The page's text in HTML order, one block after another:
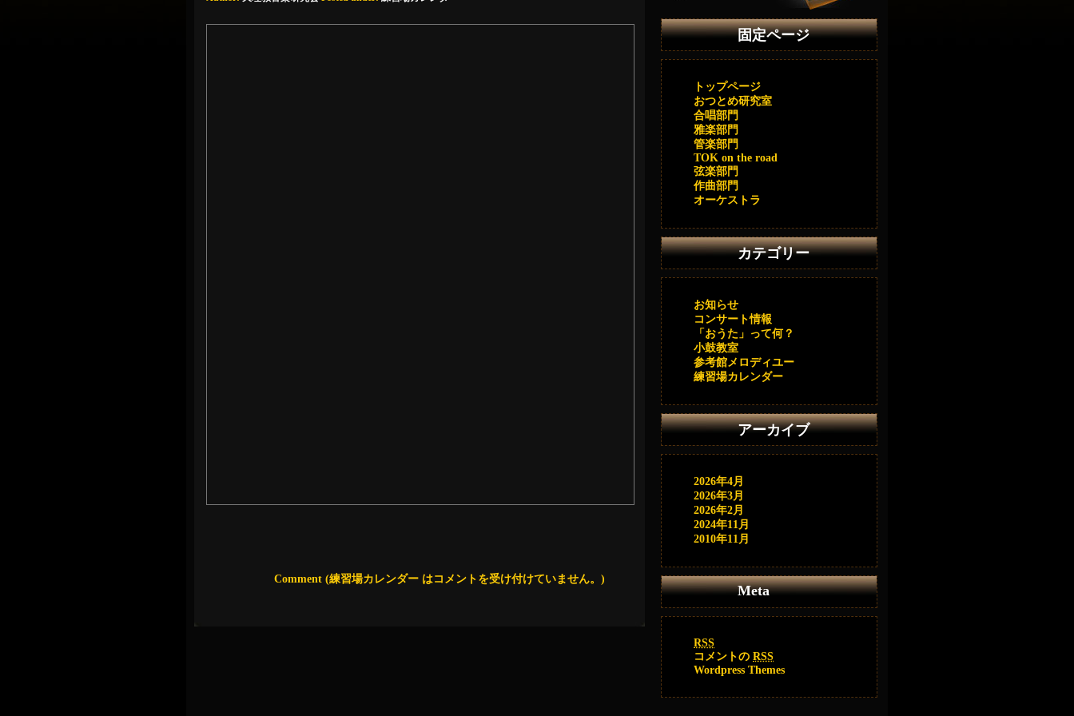
Comment (練習場カレンダー はコメントを受け付けていません。 )
固定ページ
トップページ
おつとめ研究室
合唱部門
雅楽部門
管楽部門
TOK on the road
弦楽部門
作曲部門
オーケストラ
カテゴリー
お知らせ
コンサート情報
「おうた」って何？
小鼓教室
参考館メロディユー
練習場カレンダー
アーカイブ
2026年4月
2026年3月
2026年2月
2024年11月
2010年11月
Meta
RSS
コメントの RSS
Wordpress Themes